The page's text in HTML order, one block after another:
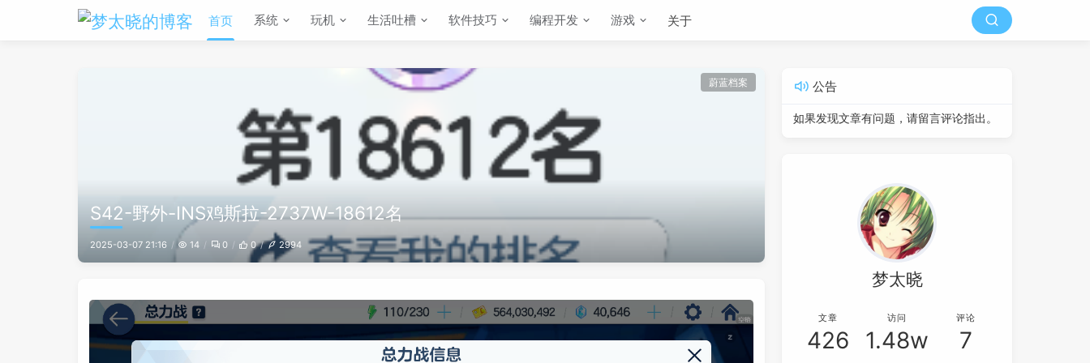
首页 系统 玩机 生活吐槽 软件技巧 编程开发 游戏 关于
蔚蓝档案
S42-野外-INS鸡斯拉-2737W-18612名
2025-03-07 21:16 14 0 0 2994
公告
如果发现文章有问题，请留言评论指出。
梦太晓
文章
426
访问
1.48w
评论
7